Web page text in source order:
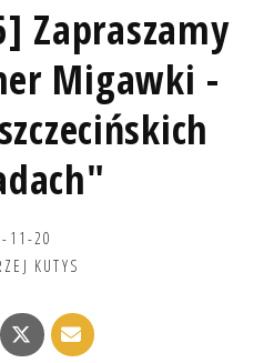
Zapraszamy
Migawki -
11-20
KUTYS